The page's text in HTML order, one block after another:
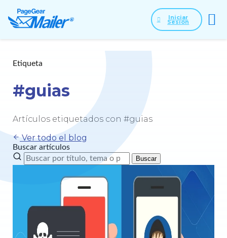
Iniciar
Sesión
Etiqueta
#guias
Artículos etiquetados con #guias
Ver todo el blog
Buscar artículos
Buscar